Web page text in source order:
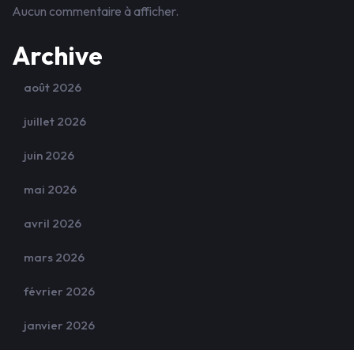
Aucun commentaire à afficher.
Archive
août 2026
juillet 2026
juin 2026
mai 2026
avril 2026
mars 2026
février 2026
janvier 2026